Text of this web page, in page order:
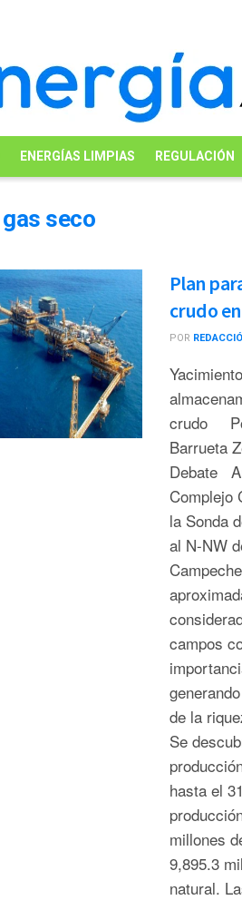
ENERGÍAS LIMPIAS REGULACIÓN
gas seco
Plan
crudo
POR
crudo
Barrueta
Debate
Complejo
la Sonda
al N-NW
campos
de la
Se
hasta el
millones
9,895.3
natural.